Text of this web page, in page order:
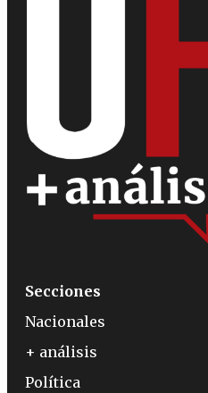
Secciones
Nacionales
+ análisis
Política